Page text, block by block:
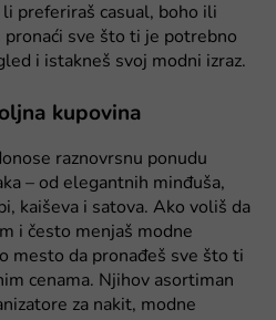
li preferiraš casual, boho ili
pronaći sve što ti je potrebno
i istakneš svoj modni izraz.
kupovina
raznovrsnu ponudu
– od elegantnih minđuša,
kaiševa i satova. Ako voliš da
i često menjaš modne
mesto da pronađeš sve što ti
cenama. Njihov asortiman
za nakit, modne